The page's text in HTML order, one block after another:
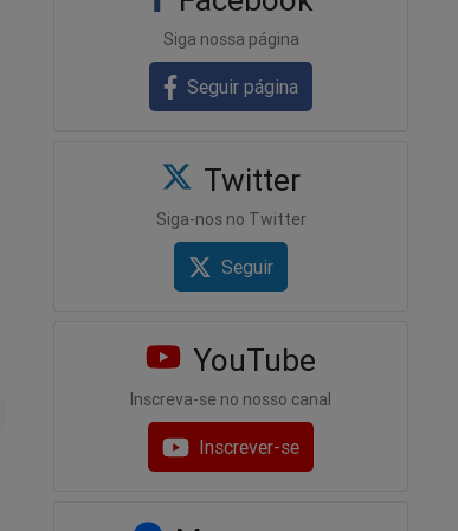
Siga nossa página
Seguir página
Twitter
Siga-nos no Twitter
Seguir
YouTube
Inscreva-se no nosso canal
Inscrever-se